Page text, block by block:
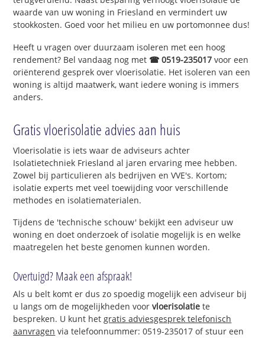
waarde van uw woning in Friesland en vermindert uw
stookkosten. Goed voor het milieu en uw portomonnee dus!
Heeft u vragen over duurzaam isoleren met een hoog
rendement? Bel vandaag nog met ☎ 0519-235017 voor een
oriënterend gesprek over vloerisolatie. Het isoleren van een
woning is altijd maatwerk, want iedere woning is immers
anders.
Gratis vloerisolatie advies aan huis
Vloerisolatie is iets waar de adviseurs achter
Isolatietechniek Friesland al jaren ervaring mee hebben.
Zowel bij particulieren als bedrijven en VVE's. Kortom;
isolatie experts met veel toewijding voor verschillende
methodes en isolatiematerialen.
Tijdens de 'technische schouw' bekijkt een adviseur uw
woning en doet onderzoek of isolatie mogelijk is en welke
maatregelen het beste genomen kunnen worden.
Overtuigd? Maak een afspraak!
Als u belt komt er dus zo spoedig mogelijk een adviseur bij
u langs om de mogelijkheden voorvloerisolatie te
bespreken. U kunt hetgratis adviesgesprek telefonisch
aanvragen via telefoonnummer: 0519-235017 of stuur een